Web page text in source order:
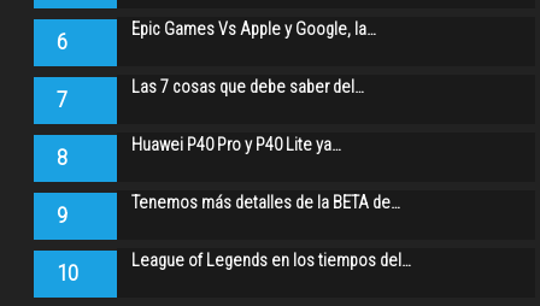
6 Epic Games Vs Apple y Google, la…
7 Las 7 cosas que debe saber del…
8 Huawei P40 Pro y P40 Lite ya…
9 Tenemos más detalles de la BETA de…
10 League of Legends en los tiempos del…